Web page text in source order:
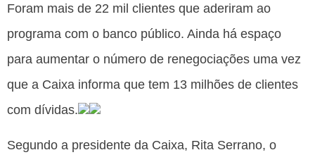
Foram mais de 22 mil clientes que aderiram ao
programa com o banco público. Ainda há espaço
para aumentar o número de renegociações uma vez
que a Caixa informa que tem 13 milhões de clientes
com dívidas.
Segundo a presidente da Caixa, Rita Serrano, o